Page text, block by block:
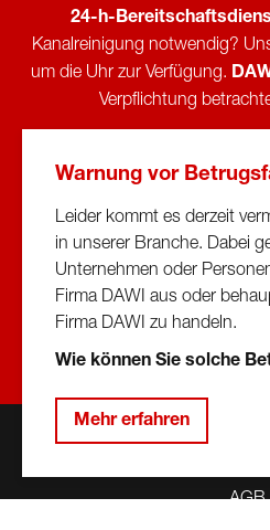
24-h-
Kanalreinigung notwendig?
um die Uhr zur Verfügung.
Verpflichtung
Montag–Donnerstag
0800 24
Warnung vor
Leider kommt es derzeit
in unserer Branche. Dabei
Unternehmen oder
Firma DAWI aus oder
Firma DAWI zu handeln.
Wie können Sie solche
Mehr erfahren
AGB